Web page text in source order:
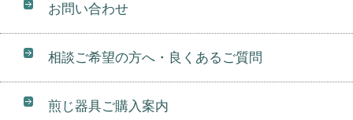
お問い合わせ
相談ご希望の方へ・良くあるご質問
煎じ器具ご購入案内